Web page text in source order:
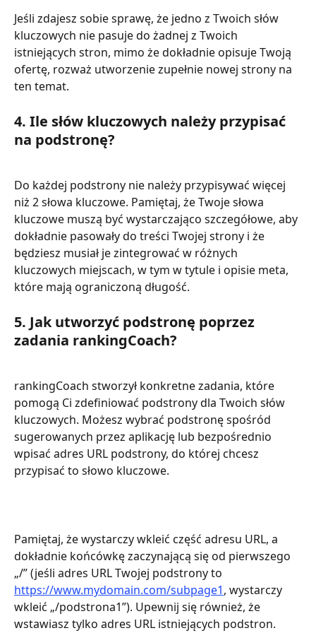
Jeśli zdajesz sobie sprawę, że jedno z Twoich słów
kluczowych nie pasuje do żadnej z Twoich
istniejących stron, mimo że dokładnie opisuje Twoją
ofertę, rozważ utworzenie zupełnie nowej strony na
ten temat.
4. Ile słów kluczowych należy przypisać
na podstronę?
Do każdej podstrony nie należy przypisywać więcej
niż 2 słowa kluczowe. Pamiętaj, że Twoje słowa
kluczowe muszą być wystarczająco szczegółowe, aby
dokładnie pasowały do treści Twojej strony i że
będziesz musiał je zintegrować w różnych
kluczowych miejscach, w tym w tytule i opisie meta,
które mają ograniczoną długość.
5. Jak utworzyć podstronę poprzez
zadania rankingCoach?
rankingCoach stworzył konkretne zadania, które
pomogą Ci zdefiniować podstrony dla Twoich słów
kluczowych. Możesz wybrać podstronę spośród
sugerowanych przez aplikację lub bezpośrednio
wpisać adres URL podstrony, do której chcesz
przypisać to słowo kluczowe.
Pamiętaj, że wystarczy wkleić część adresu URL, a
dokładnie końcówkę zaczynającą się od pierwszego
„/” (jeśli adres URL Twojej podstrony to
https://www.mydomain.com/subpage1, wystarczy
wkleić „/podstrona1”). Upewnij się również, że
wstawiasz tylko adres URL istniejących podstron.